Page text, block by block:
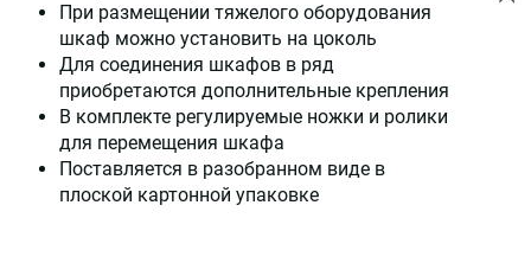
При размещении тяжелого оборудования
шкаф можно установить на цоколь
Для соединения шкафов в ряд
приобретаются дополнительные крепления
В комплекте регулируемые ножки и ролики
для перемещения шкафа
Поставляется в разобранном виде в
плоской картонной упаковке